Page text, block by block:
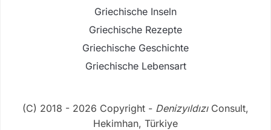
Griechische Inseln
Griechische Rezepte
Griechische Geschichte
Griechische Lebensart
(C) 2018 - 2026 Copyright - DenizyıldızıConsult,
Hekimhan, Türkiye